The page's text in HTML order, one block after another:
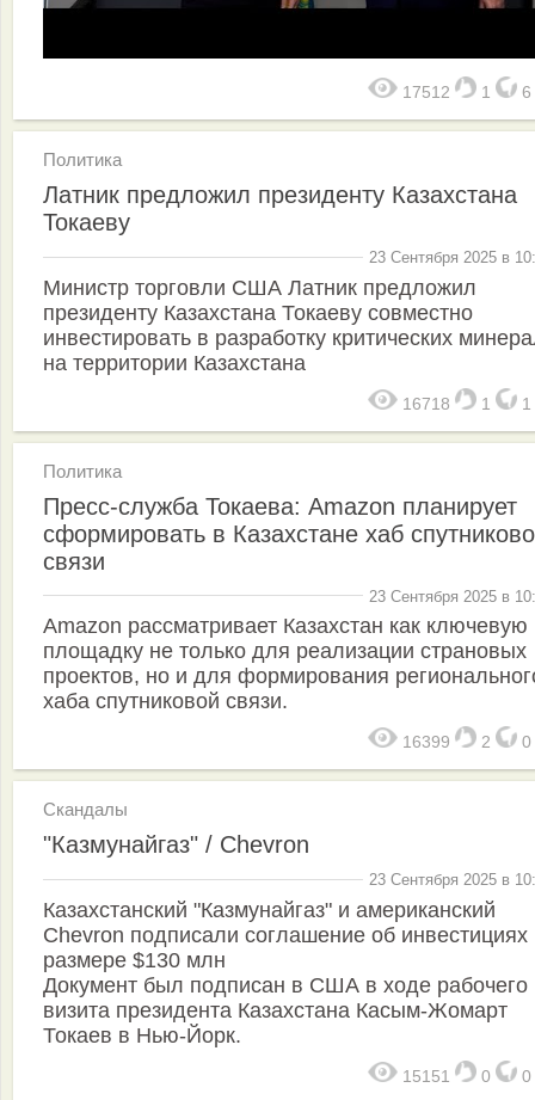
17512 1 6
Политика
Латник предложил президенту Казахстана
Токаеву
23 Сентября 2025 в
Министр торговли США Латник предложил
президенту Казахстана Токаеву совместно
инвестировать в разработку критических
на территории Казахстана
16718 1 1
Политика
Пресс-служба Токаева: Amazon планирует
сформировать в Казахстане хаб
связи
23 Сентября 2025 в
Amazon рассматривает Казахстан как ключевую
площадку не только для реализации страновых
проектов, но и для формирования
хаба спутниковой связи.
16399 2 0
Скандалы
"Казмунайгаз" / Chevron
23 Сентября 2025 в
Казахстанский "Казмунайгаз" и американский
Chevron подписали соглашение об инвестициях
размере $130 млн
Документ был подписан в США в ходе рабочего
визита президента Казахстана Касым-Жомарт
Токаев в Нью-Йорк.
15151 0 0